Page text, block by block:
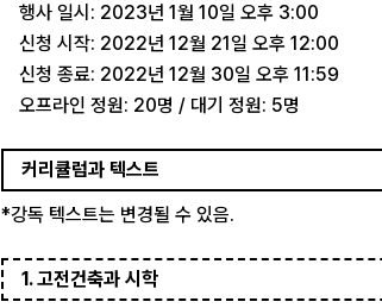
행사 일시: 2023년 1월 10일 오후 3:00
신청 시작: 2022년 12월 21일 오후 12:00
신청 종료: 2022년 12월 30일 오후 11:59
오프라인 정원: 20명 / 대기 정원: 5명
커리큘럼과 텍스트
*강독 텍스트는 변경될 수 있음.
1. 고전건축과 시학